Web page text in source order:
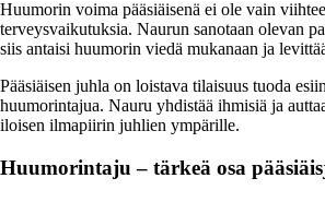
Huumorin voima pääsiäisenä ei ole vain
terveysvaikutuksia. Naurun sanotaan olevan
siis antaisi huumorin viedä mukanaan ja
Pääsiäisen juhla on loistava tilaisuus tuoda
huumorintajua. Nauru yhdistää ihmisiä ja
iloisen ilmapiirin juhlien ympärille.
Huumorintaju – tärkeä osa